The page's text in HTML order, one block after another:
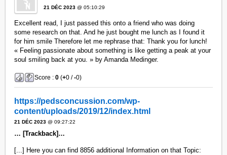
21 DÉC 2023 @ 05:10:29
Excellent read, I just passed this onto a friend who was doing
some research on that. And he just bought me lunch as I found it
for him smile Therefore let me rephrase that: Thank you for lunch!
« Feeling passionate about something is like getting a peak at your
soul smiling back at you. » by Amanda Medinger.
Score :0 (+0 /-0)
https://pedsconcussion.com/wp-
content/uploads/2019/12/index.html
21 DÉC 2023 @ 09:27:22
… [Trackback]…
[...] Here you can find 8856 additional Information on that Topic: